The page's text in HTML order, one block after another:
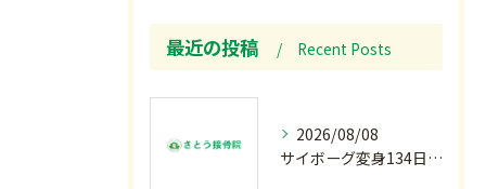
最近の投稿 Recent Posts
2026/08/08
サイボーグ変身134日目.ゾロ目.お盆休み.甲子園.佐野日大.麦倉監督37年振り白星.柔道インターハイ.2歳ダリア賞.GⅢ.エルムS. GⅢ.レパードS. GⅢ.CBC賞.応援印…土曜の朝〜